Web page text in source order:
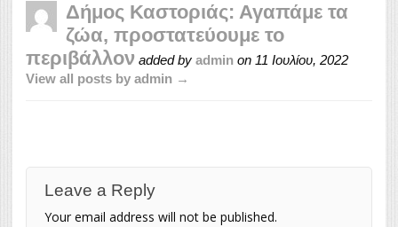
Δήμος Καστοριάς: Αγαπάμε τα
ζώα, προστατεύουμε το
περιβάλλον added by admin on 11 Ιουλίου, 2022
View all posts by admin →
Leave a Reply
Your email address will not be published.